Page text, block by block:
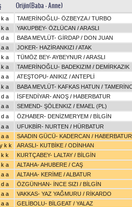
Orijin(Baba - Anne)
k a TAMERİNOĞLU- ÖZBEYZA/ TURBO
k a YAKUPBEY- ÖZLÜCAN /ARASLI
a BABA MEVLÜT- GİRDAP / DON JUAN
a JOKER- HAZİRANKIZI /ATAK
k a TÜMÖZ BEY-AYBEYNUR /ARASLI
k a TAMERİNOĞLU- BADEKIZIM / DEMİRKAZIK
a ATEŞTOPU-ANIKIZ /ANTEPLİ
k a BABA MEVLÜT- KAFKAS HATUN /
a İSFENDİYAR-ANOŞ / HABERBATUR
a SEMEND- ŞÖLENKIZ / EMAEL (PL)
a ÖZHABER- DENİZMERYEM / BİLGİN
a UFUKBİR- NURTEN / HÜRBATUR
a SAADIN GÜCÜ- KADERCAN / HABERBATUR
k k ARASLI- KUTBİKE / ODİNHAN
k k KURTÇABEY- LALTAY / BİLGİN
k a ALTAHA-AHUBERE / CAŞ
a ALTAHA- KERİME /ALBATUR
a ÖZGÜNHAN- İNCE SIZI / BİLGİN
a VAKKAS- YAZ YAĞMURU / RİKARDO
a GELİBOLU- BİLGEAT / YALAZ